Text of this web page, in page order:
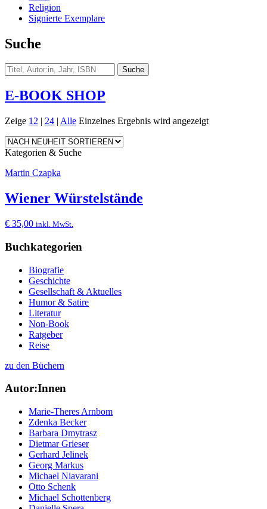
Religion
Signierte Exemplare
Suche
E-BOOK SHOP
Zeige 12 | 24 | Alle Einzelnes Ergebnis wird angezeigt
Kategorien & Suche
Martin Czapka
Wiener Würstelstände
€ 35,00 inkl. MwSt.
Buchkategorien
Biografie
Geschichte
Gesellschaft & Aktuelles
Humor & Satire
Literatur
Non-Book
Ratgeber
Reise
zu den Büchern
Autor:Innen
Marie-Theres Arnbom
Zdenka Becker
Barbara Dmytrasz
Dietmar Grieser
Gerhard Jelinek
Georg Markus
Michael Niavarani
Otto Schenk
Michael Schottenberg